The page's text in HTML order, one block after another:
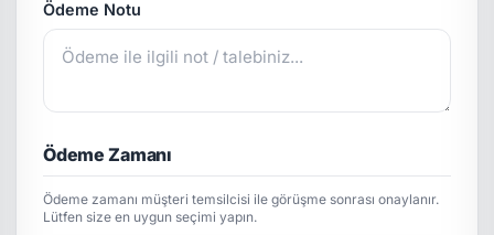
Ödeme Notu
Ödeme Zamanı
Ödeme zamanı müşteri temsilcisi ile görüşme sonrası onaylanır.
Lütfen size en uygun seçimi yapın.